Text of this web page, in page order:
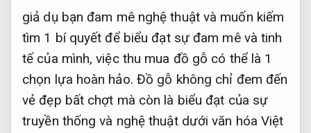
giả dụ bạn đam mê nghệ thuật và muốn kiếm
tìm 1 bí quyết để biểu đạt sự đam mê và tinh
tế của mình, việc thu mua đồ gỗ có thể là 1
chọn lựa hoàn hảo. Đồ gỗ không chỉ đem đến
vẻ đẹp bất chợt mà còn là biểu đạt của sự
truyền thống và nghệ thuật dưới văn hóa Việt